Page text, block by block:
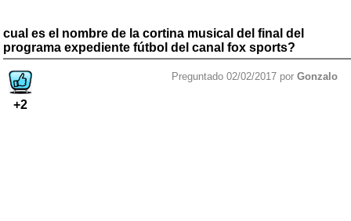
cual es el nombre de la cortina musical del final del
programa expediente fútbol del canal fox sports?
+2
Preguntado 02/02/2017 por Gonzalo